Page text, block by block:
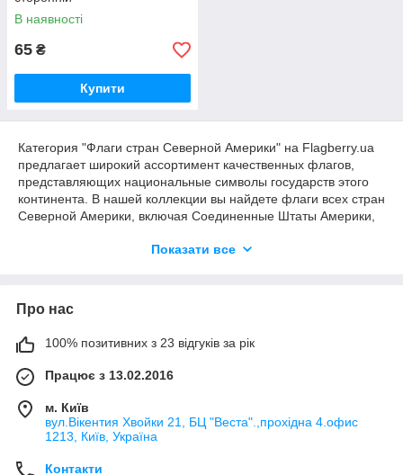
В наявності
65 ₴
Купити
Категория "Флаги стран Северной Америки" на Flagberry.ua
предлагает широкий ассортимент качественных флагов,
представляющих национальные символы государств этого
континента. В нашей коллекции вы найдете флаги всех стран
Северной Америки, включая Соединенные Штаты Америки,
бассейна. Каждый флаг изготовлен из плотного атласа или
Особенности наших флагов:
флагов используется плотный атлас, который
внешним воздействиям.
Двусторонняя печать
обеих сторон делает флаги привлекательными и
видимыми с любого угла.
Разнообразие размеров
Показати все
Про нас
100% позитивних з 23 відгуків за рік
Працює з 13.02.2016
м. Київ
вул.Вікентия Хвойки 21, БЦ "Веста".,прохідна 4.офис
1213, Київ, Україна
Контакти